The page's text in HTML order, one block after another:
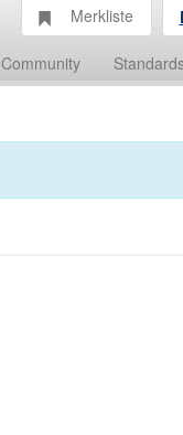
Community
Merkliste